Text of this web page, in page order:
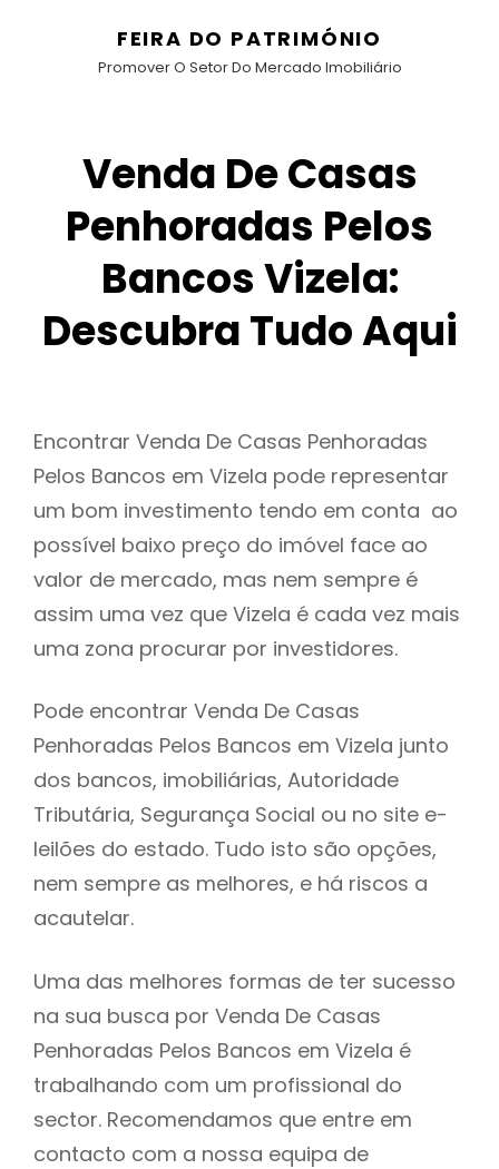
FEIRA DO PATRIMÓNIO
Promover O Setor Do Mercado Imobiliário
Venda De Casas
Penhoradas Pelos
Bancos Vizela:
Descubra Tudo Aqui
Encontrar Venda De Casas Penhoradas
Pelos Bancos em Vizela pode representar
um bom investimento tendo em conta ao
possível baixo preço do imóvel face ao
valor de mercado, mas nem sempre é
assim uma vez que Vizela é cada vez mais
uma zona procurar por investidores.
Pode encontrar Venda De Casas
Penhoradas Pelos Bancos em Vizela junto
dos bancos, imobiliárias, Autoridade
Tributária, Segurança Social ou no site e-
leilões do estado. Tudo isto são opções,
nem sempre as melhores, e há riscos a
acautelar.
Uma das melhores formas de ter sucesso
na sua busca por Venda De Casas
Penhoradas Pelos Bancos em Vizela é
trabalhando com um profissional do
sector. Recomendamos que entre em
contacto com a nossa equipa de